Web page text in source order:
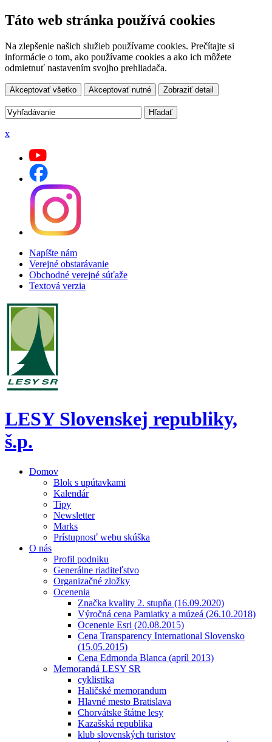
Táto web stránka používá cookies
Na zlepšenie našich služieb používame cookies. Prečítajte si
informácie o tom, ako používame cookies a ako ich môžete
odmietnuť nastavením svojho prehliadača.
Akceptovať všetko Akceptovať nutné Zobraziť detail
x
Napíšte nám
Verejné obstarávanie
Obchodné verejné súťaže
Textová verzia
LESY Slovenskej republiky,
š.p.
Domov
Blok s upútavkami
Kalendár
Tipy
Newsletter
Marks
Prístupnosť webu skúška
O nás
Profil podniku
Generálne riaditeľstvo
Organizačné zložky
Ocenenia
Značka kvality 2. stupňa (16.09.2020)
Výročná cena Pamiatky a múzeá (26.10.2018)
Ocenenie Esri (20.08.2015)
Cena Transparency International Slovensko
(15.05.2015)
Cena Edmonda Blanca (apríl 2013)
Memorandá LESY SR
cyklistika
Haličské memorandum
Hlavné mesto Bratislava
Chorvátske štátne lesy
Kazašská republika
klub slovenských turistov